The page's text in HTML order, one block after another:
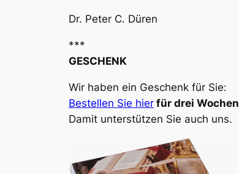
Dr. Peter C. Düren
***
GESCHENK
Wir haben ein Geschenk für Sie:
Bestellen Sie hier für drei
Damit unterstützen Sie auch uns.